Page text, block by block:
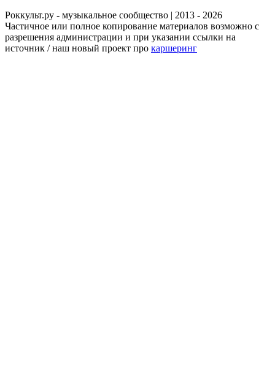
Роккульт.ру - музыкальное сообщество | 2013 - 2026
Частичное или полное копирование материалов возможно с
разрешения администрации и при указании ссылки на
источник / наш новый проект про каршеринг